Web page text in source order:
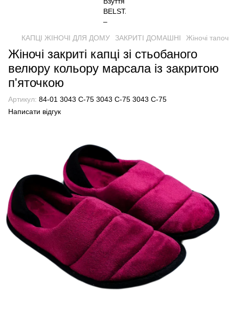
КАПЦІ ЖІНОЧІ ДЛЯ ДОМУ ЗАКРИТІ ДОМАШНІ Жіночі
Жіночі закриті капці зі стьобаного
велюру кольору марсала із закритою
п'яточкою
Артикул: 84-01 3043 С-75 3043 С-75 3043 С-75
Написати відгук